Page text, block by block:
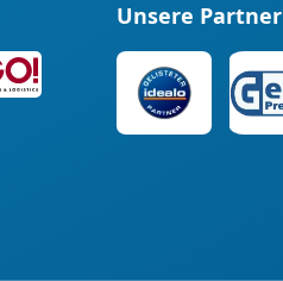
Unsere Partner